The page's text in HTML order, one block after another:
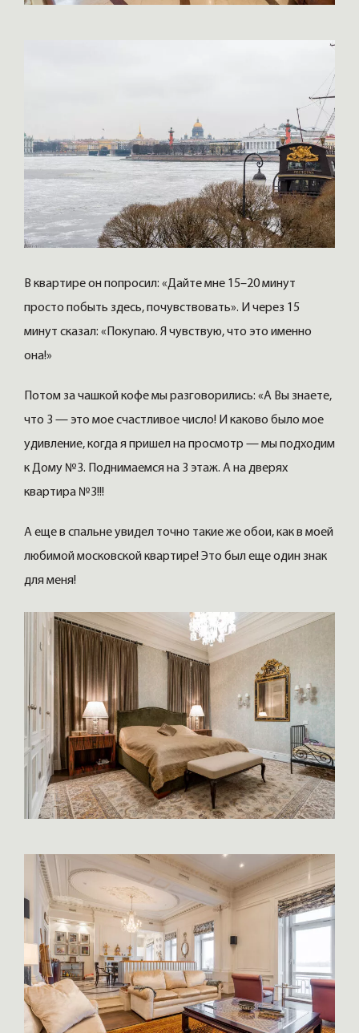
В квартире он попросил: «Дайте мне 15–20 минут
просто побыть здесь, почувствовать». И через 15
минут сказал: «Покупаю. Я чувствую, что это именно
она!»
Потом за чашкой кофе мы разговорились: «А Вы знаете,
что 3 — это мое счастливое число! И каково было мое
удивление, когда я пришел на просмотр — мы подходим
к Дому №3. Поднимаемся на 3 этаж. А на дверях
квартира №3!!!
А еще в спальне увидел точно такие же обои, как в моей
любимой московской квартире! Это был еще один знак
для меня!